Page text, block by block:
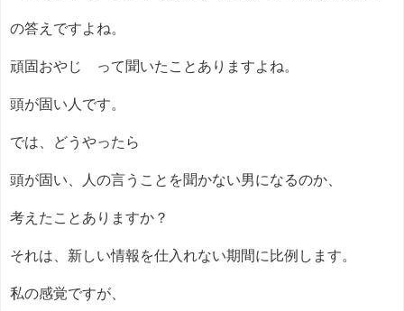
の答えですよね。
頑固おやじ って聞いたことありますよね。
頭が固い人です。
では、どうやったら
頭が固い、人の言うことを聞かない男になるのか、
考えたことありますか？
それは、新しい情報を仕入れない期間に比例します。
私の感覚ですが、